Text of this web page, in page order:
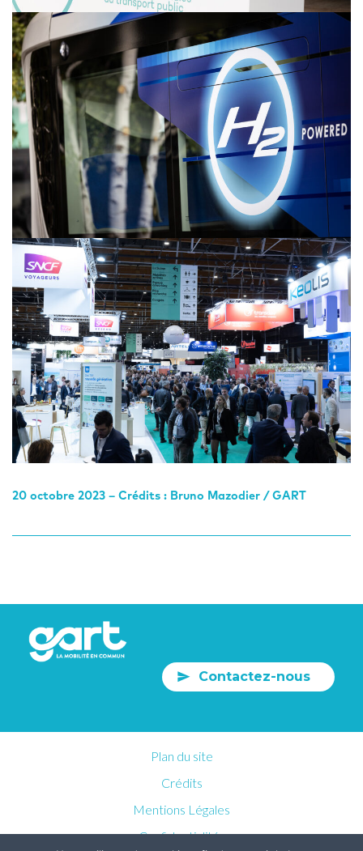
20 octobre 2023 – Crédits : Bruno Mazodier / GART
Contactez-nous
Plan du site
Crédits
Mentions Légales
Confidentialités